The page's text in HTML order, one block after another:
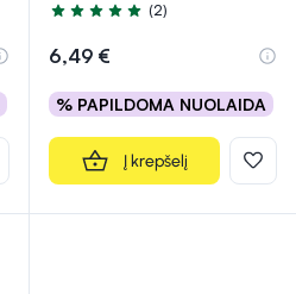
Įvertinimas 5.0 iš 5
(2)
6,49 €
% PAPILDOMA NUOLAIDA
Į krepšelį